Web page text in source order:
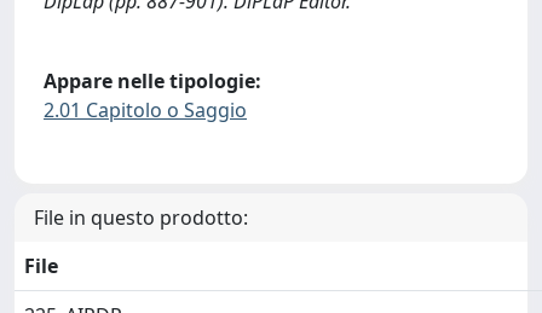
Appare nelle tipologie:
2.01 Capitolo o Saggio
File in questo prodotto:
File